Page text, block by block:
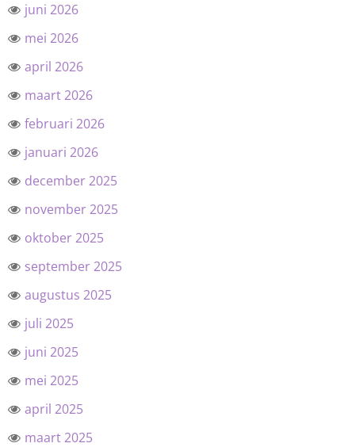
juni 2026
mei 2026
april 2026
maart 2026
februari 2026
januari 2026
december 2025
november 2025
oktober 2025
september 2025
augustus 2025
juli 2025
juni 2025
mei 2025
april 2025
maart 2025